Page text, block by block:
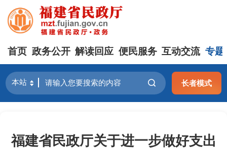
首页 政务公开 解读回应 便民服务 互动交流 专题
长者模式
福建省民政厅关于进一步做好支出